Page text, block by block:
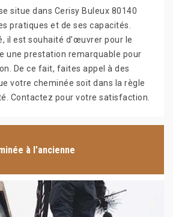
situe dans Cerisy Buleux 80140
pratiques et de ses capacités.
il est souhaité d’œuvrer pour le
une prestation remarquable pour
De ce fait, faites appel à des
votre cheminée soit dans la règle
Contactez pour votre satisfaction.
à l’ancienne